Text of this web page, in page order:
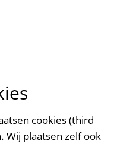
cookies (third
Wij plaatsen zelf ook